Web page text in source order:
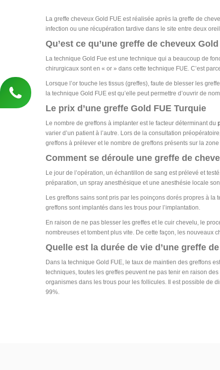
La greffe cheveux Gold FUE est réalisée après la greffe de
infection ou une récupération tardive dans le site entre deux
Qu’est ce qu’une greffe de cheveux
La technique Gold Fue est une technique qui a beaucoup de
chirurgicaux sont en « or » dans cette technique FUE. C’est
Lorsque l’or touche les tissus (greffes), faute de blesser les
la technique Gold FUE est qu’elle peut permettre d’ouvrir de
Le prix d’une greffe Gold FUE Turquie
Le nombre de greffons à implanter est le facteur déterminant du
varier d’un patient à l’autre. Lors de la consultation
greffons à prélever et le nombre de greffons présents sur la
Comment se déroule une greffe de
Le jour de l’opération, un échantillon de sang est prélevé et
préparation, un spray anesthésique et une anesthésie locale
Les greffons sains sont pris par les poinçons dorés propres à
greffons sont implantés dans les trous pour l’implantation.
En raison de ne pas blesser les greffes et le cuir chevelu, le
nombreuses et tombent plus vite. De cette façon, les nouveaux
Quelle est la durée de vie d’une greffe
Dans la technique Gold FUE, le taux de maintien des greffons
techniques, toutes les greffes peuvent ne pas tenir en raison
organismes dans les trous pour les follicules. Il est possible de
99%.